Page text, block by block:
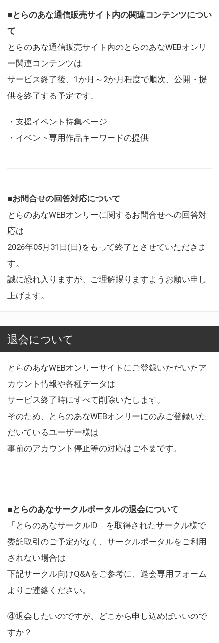
■とらのあな通信販売サイト内の関連コンテンツについ
て
とらのあな通信販売サイト内のとらのあなWEBオンリ
ー関連コンテンツは
サービス終了後、1か月～2か月程度で順次、公開・提
供を終了する予定です。
・支援イベント特集ページ
・イベント専用作品キーワードの提供
■お問合せの回答対応について
とらのあなWEBオンリーに関するお問合せへの回答対
応は
2026年05月31日(日)をもって終了とさせていただきま
す。
誠に恐れ入りますが、ご理解賜りますようお願い申し
上げます。
退会について
とらのあなWEBオンリーサイトにご登録いただいたア
カウント情報や各種データは
サービス終了時にすべて削除いたします。
そのため、とらのあなWEBオンリーにのみご登録いた
だいているユーザー様は
事前のアカウント停止等の対応はご不要です。
■とらのあなサークルポータルの退会について
「とらのあなサークルID」を取得されたサークル様で
委託取引のご予定がなく、サークルポータルをご利用
されない場合は
下記サークル向けQ&Aをご参考に、退会専用フォーム
よりご連絡ください。
④退会したいのですが、どこから申し込めばいいので
すか？